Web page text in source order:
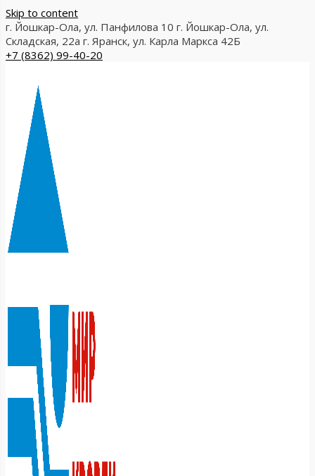
Skip to content
г. Йошкар-Ола, ул. Панфилова 10 г. Йошкар-Ола, ул.
Складская, 22а г. Яранск, ул. Карла Маркса 42Б
+7 (8362) 99-40-20